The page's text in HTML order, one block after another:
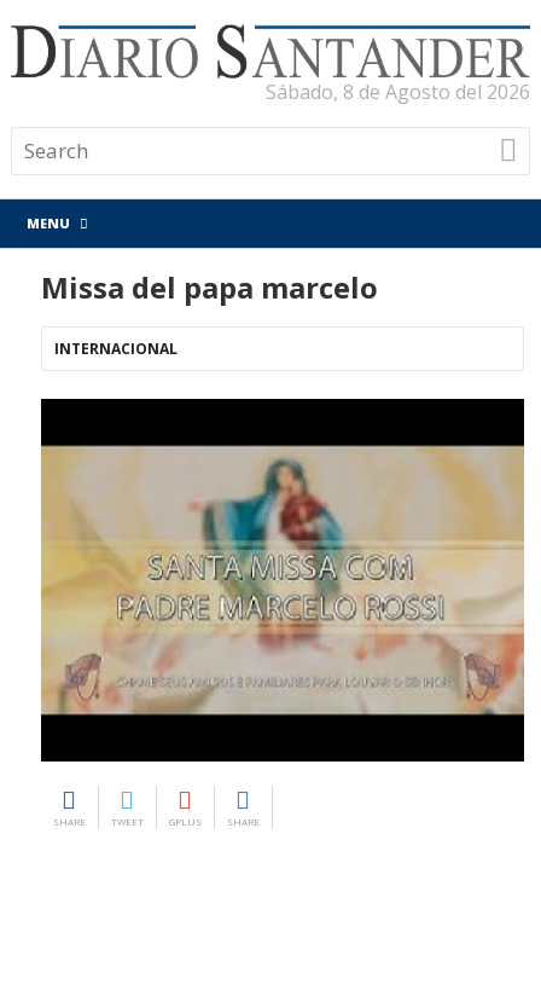
Sábado, 8 de Agosto del 2026
MENU
Missa del papa marcelo
INTERNACIONAL
SHARE TWEET GPLUS SHARE